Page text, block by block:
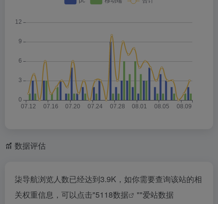
数据评估
柒导航浏览人数已经达到3.9K，如你需要查询该站的相
关权重信息，可以点击"5118数据 ""爱站数据